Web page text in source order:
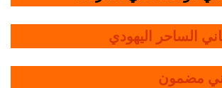
الساحر اليهودي
مضمون